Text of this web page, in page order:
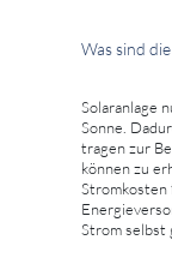
Was sind
Solaranlage
Sonne.
tragen zur
können zu
Stromkosten
Strom selbst